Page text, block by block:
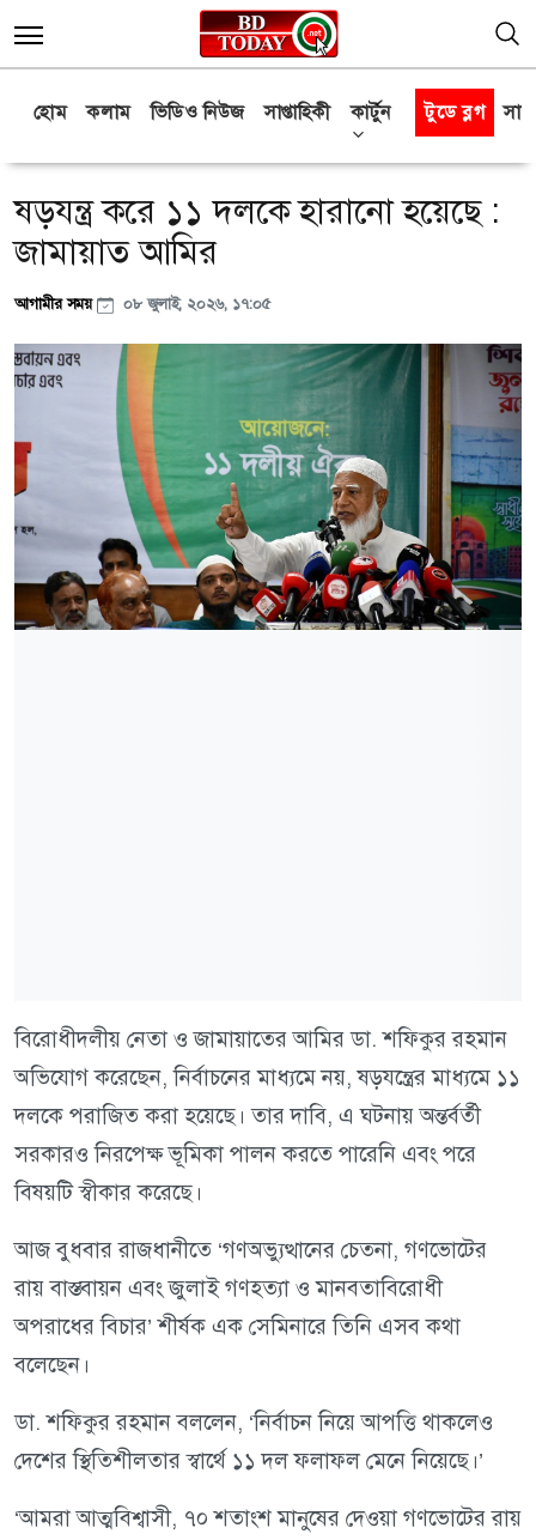
হোম কলাম ভিডিও নিউজ সাপ্তাহিকী কার্টুন টুডে ব্লগ
ষড়যন্ত্র করে ১১ দলকে হারানো হয়েছে :
জামায়াত আমির
আগামীর সময় ০৮ জুলাই, ২০২৬, ১৭:০৫
বিরোধীদলীয় নেতা ও জামায়াতের আমির ডা. শফিকুর রহমান
অভিযোগ করেছেন, নির্বাচনের মাধ্যমে নয়, ষড়যন্ত্রের মাধ্যমে ১১
দলকে পরাজিত করা হয়েছে। তার দাবি, এ ঘটনায় অন্তর্বর্তী
সরকারও নিরপেক্ষ ভূমিকা পালন করতে পারেনি এবং পরে
বিষয়টি স্বীকার করেছে।
আজ বুধবার রাজধানীতে ‘গণঅভ্যুত্থানের চেতনা, গণভোটের
রায় বাস্তবায়ন এবং জুলাই গণহত্যা ও মানবতাবিরোধী
অপরাধের বিচার’ শীর্ষক এক সেমিনারে তিনি এসব কথা
বলেছেন।
ডা. শফিকুর রহমান বললেন, ‘নির্বাচন নিয়ে আপত্তি থাকলেও
দেশের স্থিতিশীলতার স্বার্থে ১১ দল ফলাফল মেনে নিয়েছে।’
‘আমরা আত্মবিশ্বাসী, ৭০ শতাংশ মানুষের দেওয়া গণভোটের রায়